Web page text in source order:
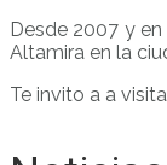
Desde 2007 y
Altamira en la
Te invito a a